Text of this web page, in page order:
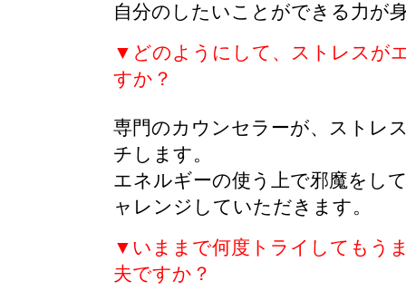
自分のしたいことができる力が
▼どのようにして、ストレスが
すか？
専門のカウンセラーが、ストレ
チします。
エネルギーの使う上で邪魔をし
ャレンジしていただきます。
▼いままで何度トライしてもう
夫ですか？